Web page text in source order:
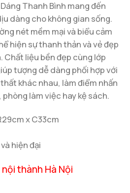
Thanh Bình mang đến
dàng cho không gian sống.
nét mềm mại và biểu cảm
hiện sự thanh thản và vẻ đẹp
Chất liệu bền đẹp cùng lớp
tượng dễ dàng phối hợp với
khác nhau, làm điểm nhấn
làm việc hay kệ sách.
x C33cm
hiện đại
nội thành Hà Nội